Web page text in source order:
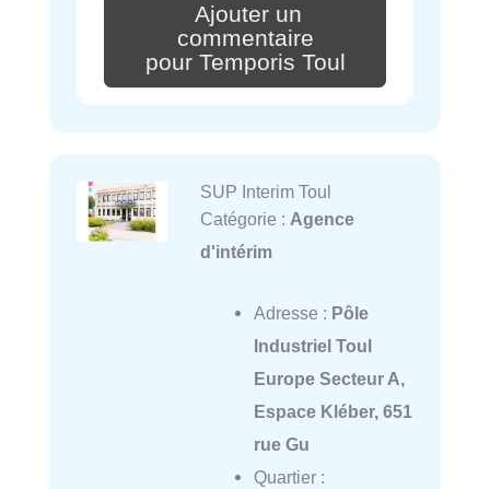
Ajouter un
commentaire
pour Temporis Toul
SUP Interim Toul
Catégorie : Agence
d'intérim
Adresse : Pôle
Industriel Toul
Europe Secteur A,
Espace Kléber, 651
rue Gu
Quartier :